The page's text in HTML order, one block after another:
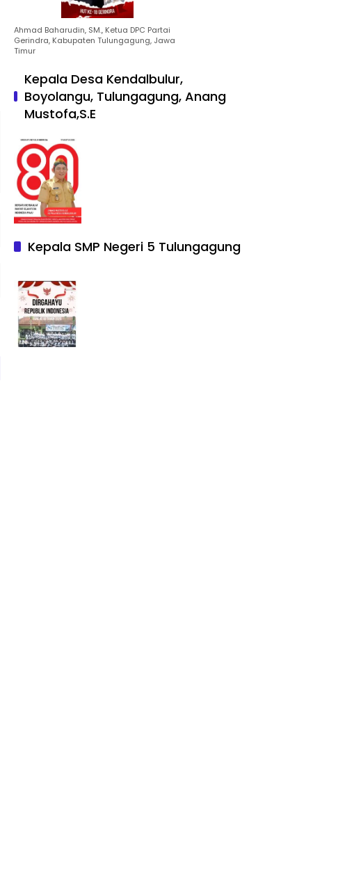
Ahmad Baharudin, SM., Ketua DPC Partai
Gerindra, Kabupaten Tulungagung, Jawa
Timur
Kepala Desa Kendalbulur,
Boyolangu, Tulungagung, Anang
Mustofa,S.E
Kepala SMP Negeri 5 Tulungagung